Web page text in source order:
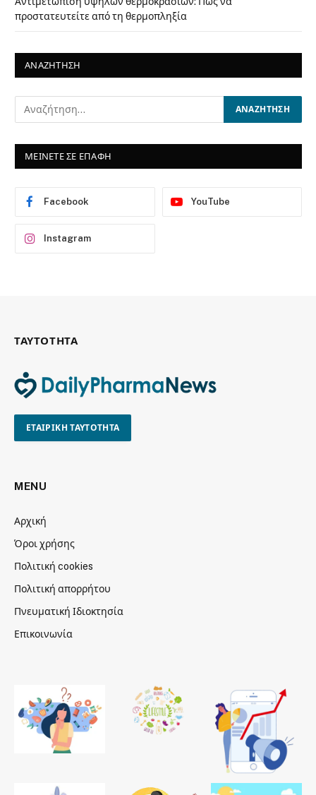
προστατευτείτε από τη θερμοπληξία
ΑΝΑΖΗΤΗΣΗ
ΜΕΙΝΕΤΕ ΣΕ ΕΠΑΦΗ
Facebook YouTube
Instagram
ΤΑΥΤΟΤΗΤΑ
ΕΤΑΙΡΙΚΗ ΤΑΥΤΟΤΗΤΑ
MENU
Αρχική
Όροι χρήσης
Πολιτική cookies
Πολιτική απορρήτου
Πνευματική Ιδιοκτησία
Επικοινωνία